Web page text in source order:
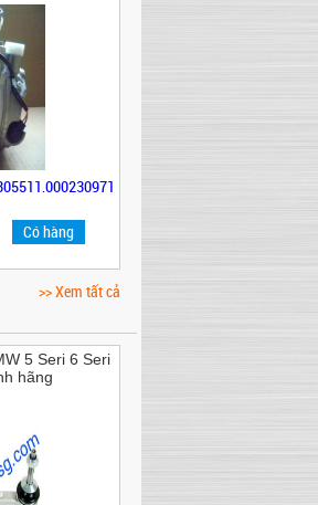
Có hàng
>> Xem tất cả
5 Seri 6 Seri
hãng